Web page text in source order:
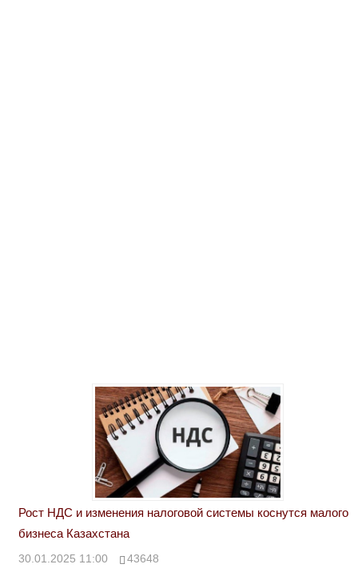
Рост НДС и изменения налоговой системы коснутся малого
бизнеса Казахстана
30.01.2025 11:00 43648